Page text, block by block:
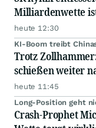
Milliardenwette
heute 12:30
KI-Boom treibt
Trotz
schießen weiter
heute 11:45
Long-Position geht
Crash-Prophet